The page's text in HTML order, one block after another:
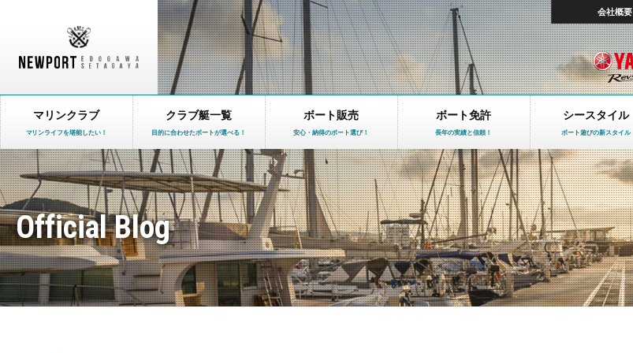
会社概要
マリンクラブ
マリンライフを堪能したい！
クラブ艇一覧
目的に合わせたボートが選べる！
ボート販売
安心・納得のボート選び！
ボート免許
長年の実績と信頼！
シースタイル
ボート遊びの新スタイル
Official Blog